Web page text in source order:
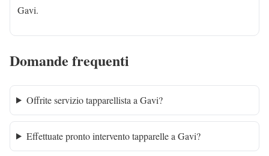
Gavi.
Domande frequenti
Offrite servizio tapparellista a Gavi?
Effettuate pronto intervento tapparelle a Gavi?